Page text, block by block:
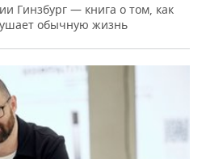
Гинзбург — книга о том, как
обычную жизнь